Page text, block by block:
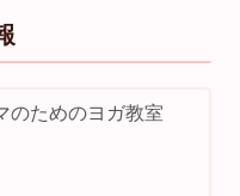
のためのヨガ教室